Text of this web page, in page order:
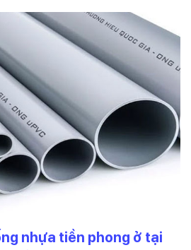
nhựa tiền phong ở tại